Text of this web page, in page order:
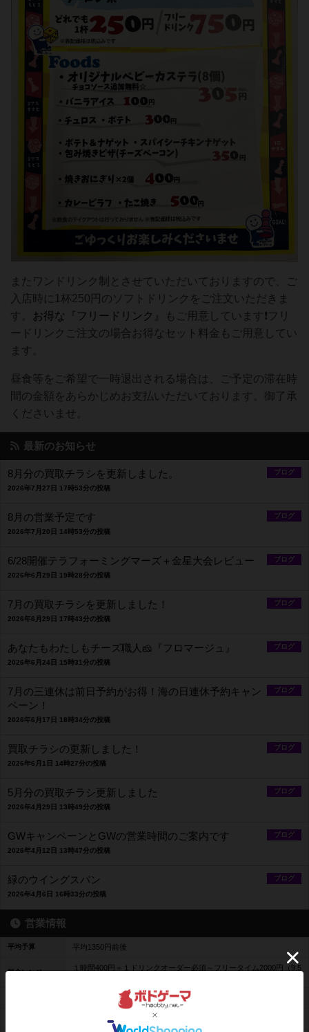
またワンドリンク制とさせていただいておりますので、ご
入店時に1杯250円のソフトドリンクをご注文いただきま
す。 お得な『フリードリンク』
もご用意しています❗フリ
ードリンクご注文の場合お得なセット料金もご用意してい
ます。
昼食等をご希望で一時退出される場合は、ご予定の滞在時
間の金額をあらかじめお支払いただいております。御了承
くださいませ。
最新のお知らせ
ブログ
8月分の買取チラシを更新しました。
2026年7月27日 17時53分の投稿
ブログ
8月の営業予定です
2026年7月20日 14時53分の投稿
ブログ
6/28開催テラフォーミングマーズ＋金星大会レビュー
2026年6月29日 19時28分の投稿
ブログ
7月の買取チラシを更新しました！
2026年6月29日 17時43分の投稿
ブログ
あなたもわたしもチーズ職人🧀『フロマージュ』
2026年6月24日 15時31分の投稿
ブログ
7月の三連休は前日予約がお得！海の日連休予約キャン
ペーン！
2026年6月17日 18時34分の投稿
ブログ
買取チラシの更新しました！
2026年6月1日 14時27分の投稿
ブログ
5月分の買取チラシ更新しました
2026年4月29日 13時49分の投稿
ブログ
GWキャンペーンとGWの営業時間のご案内です
2026年4月12日 13時47分の投稿
ブログ
緑のウイングスパン
2026年4月6日 16時33分の投稿
営業情報
平均予算 平均1350円前後
料金レンジ
１時間400円＋１ドリンクオーダー必須～フリータイム2000円（9.5
10時00分～20時00分
10時00分～20時00分